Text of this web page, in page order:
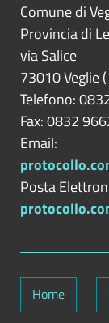
Comune di
Provincia di
via Salice
73010Veglie(
Telefono:
Fax: 0832
Email:
Posta
Home